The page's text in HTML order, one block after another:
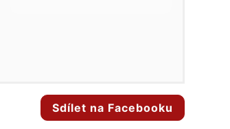
Sdílet na Facebooku